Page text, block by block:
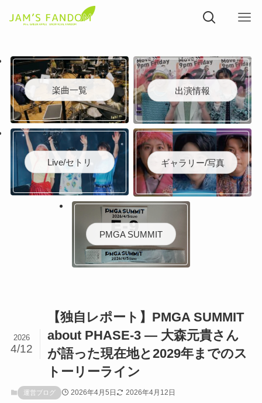
楽曲一覧 出演情報
Live/セトリ ギャラリー/写真
PMGA SUMMIT
【独自レポート】PMGA SUMMIT
about PHASE-3 — 大森元貴さん
が語った現在地と2029年までのス
トーリーライン
2026
4/12
運営ブログ 2026年4月5日 2026年4月12日